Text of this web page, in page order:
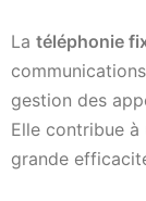
La téléphonie
gestion des
Elle contribue
grande